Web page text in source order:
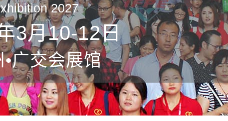
2027
3月10-12日
•广交会展馆